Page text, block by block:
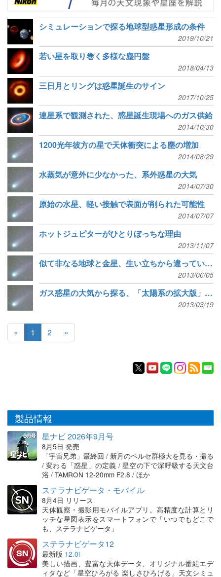
シミュレーションで探る地球型惑星形成の条件
2019/10/21
若い星を取り巻く多様な塵円盤
2018/04/13
三日月とリングは惑星誕生のサイン
2017/10/25
連星系で観測された、惑星誕生現場へのガス供給
2014/10/30
1200光年彼方の星で天体衝突による塵の増加
2014/08/29
水蒸気が意外に少なかった、系外惑星の大気
2014/07/30
原始の水星、軽い接触で表面が削られた可能性
2014/07/07
ホットジュピターがひとりぼっちな理由
2013/11/07
似て非なる地球と金星、生い立ちから違っていた可能性
2013/06/05
ガス惑星の大気から探る、「太陽系の拡大版」ができるまで
2013/03/19
« 1 2 »
製品情報
星ナビ 2026年9月号
8月5日 発売
「宇宙兄弟」最終回 / 新月のペルセ群極大を見る・撮る
/ 変わる「惑星」の定義 / 星空の下で深呼吸する天文台
浴 / TAMRON 12-20mm F2.8 / ほか
ステラナビゲータ・モバイル
8月4日 リリース
天体観察・撮影用モバイルアプリ。高精度な計算とリ
ッチな星図表示をスマートフォンで「いつでもどこで
も、ステラナビゲータ」
ステラナビゲータ12
最新版 12.0i
美しい描画、豊富な天体データ、オリジナル番組エデ
ィタなど「星空ひろがる 楽しさひろげる」天文シミュ